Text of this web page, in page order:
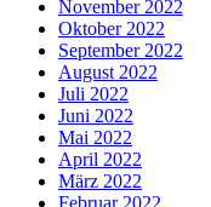
November 2022
Oktober 2022
September 2022
August 2022
Juli 2022
Juni 2022
Mai 2022
April 2022
März 2022